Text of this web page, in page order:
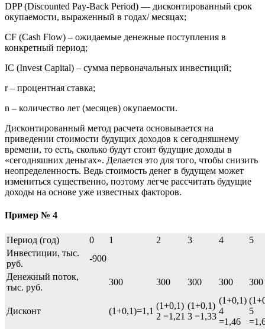
DPP (Discounted Pay-Back Period) — дисконтированный срок
окупаемости, выраженный в годах/ месяцах;
CF (Cash Flow) – ожидаемые денежные поступления в
конкретный период;
IC (Invest Capital) – сумма первоначальных инвестиций;
r – процентная ставка;
n – количество лет (месяцев) окупаемости.
Дисконтированный метод расчета основывается на
приведении стоимости будущих доходов к сегодняшнему
времени, то есть, сколько будут стоит будущие доходы в
«сегодняшних деньгах». Делается это для того, чтобы снизить
неопределенность. Ведь стоимость денег в будущем может
измениться существенно, поэтому легче рассчитать будущие
доходы на основе уже известных факторов.
Пример № 4
Период (год) 0 1 2 3 4
5
Инвестиции, тыс.
руб.
-900
Денежный поток,
тыс. руб.
300 300 300 300 300
Дисконт (1+0,1)=1,1
(1+0,1)
2 =1,21
(1+0,1)
3 =1,33
(1+0,1)
4
=1,46
5